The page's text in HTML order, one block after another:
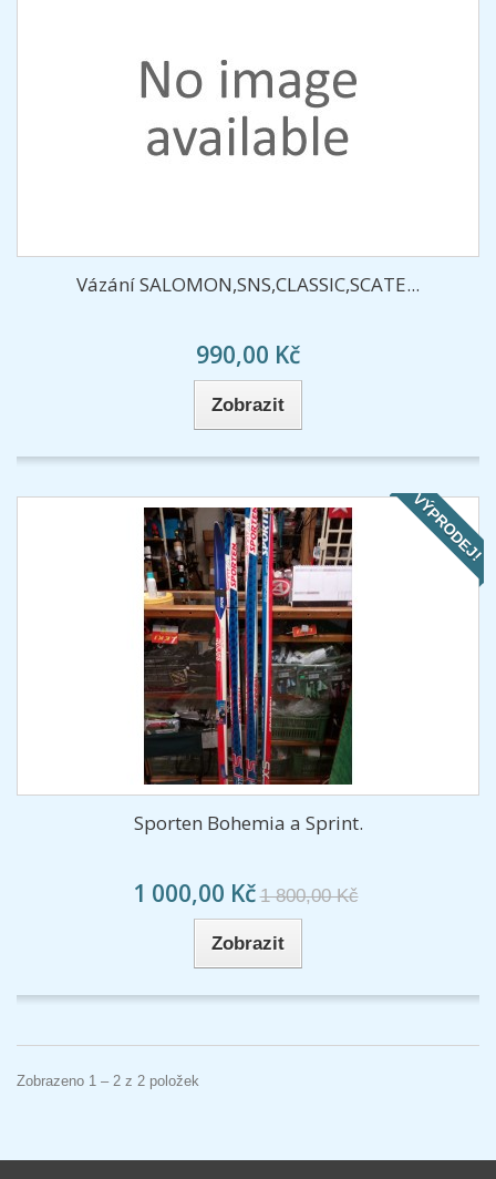
Vázání SALOMON,SNS,CLASSIC,SCATE...
990,00 Kč
Zobrazit
VÝPRODEJ!
Sporten Bohemia a Sprint.
1 000,00 Kč 1 800,00 Kč
Zobrazit
Zobrazeno 1 – 2 z 2 položek